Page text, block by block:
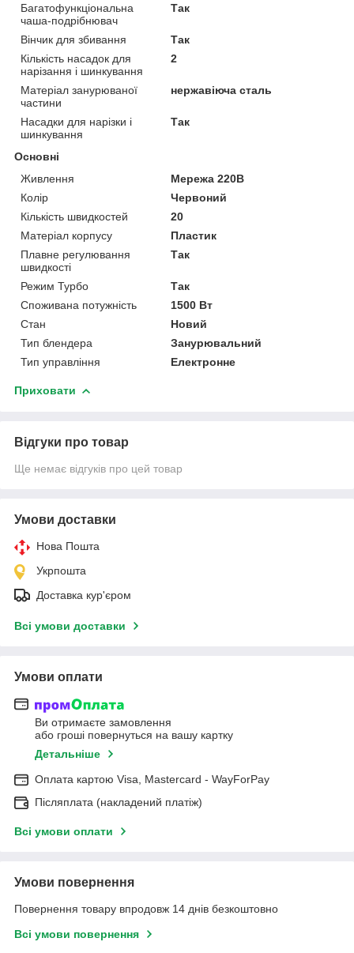
Багатофункціональна
чаша-подрібнювач
Так
Вінчик для збивання
Так
Кількість насадок для
нарізання і шинкування
2
Матеріал занурюваної
частини
нержавіюча сталь
Насадки для нарізки і
шинкування
Так
Основні
Живлення
Мережа 220В
Колір
Червоний
Кількість швидкостей
20
Матеріал корпусу
Пластик
Плавне регулювання
швидкості
Так
Режим Турбо
Так
Споживана потужність
1500 Вт
Стан
Новий
Тип блендера
Занурювальний
Тип управління
Електронне
Приховати
Відгуки про товар
Ще немає відгуків про цей товар
Умови доставки
Нова Пошта
Укрпошта
Доставка кур'єром
Всі умови доставки
Умови оплати
Ви отримаєте замовлення
або гроші повернуться на вашу картку
Детальніше
Оплата картою Visa, Mastercard - WayForPay
Післяплата (накладений платіж)
Всі умови оплати
Умови повернення
Повернення товару впродовж 14 днів безкоштовно
Всі умови повернення